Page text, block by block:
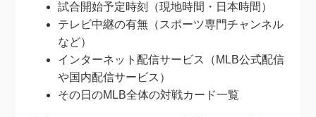
試合開始予定時刻（現地時間・日本時間）
テレビ中継の有無（スポーツ専門チャンネル
など）
インターネット配信サービス（MLB公式配信
や国内配信サービス）
その日のMLB全体の対戦カード一覧